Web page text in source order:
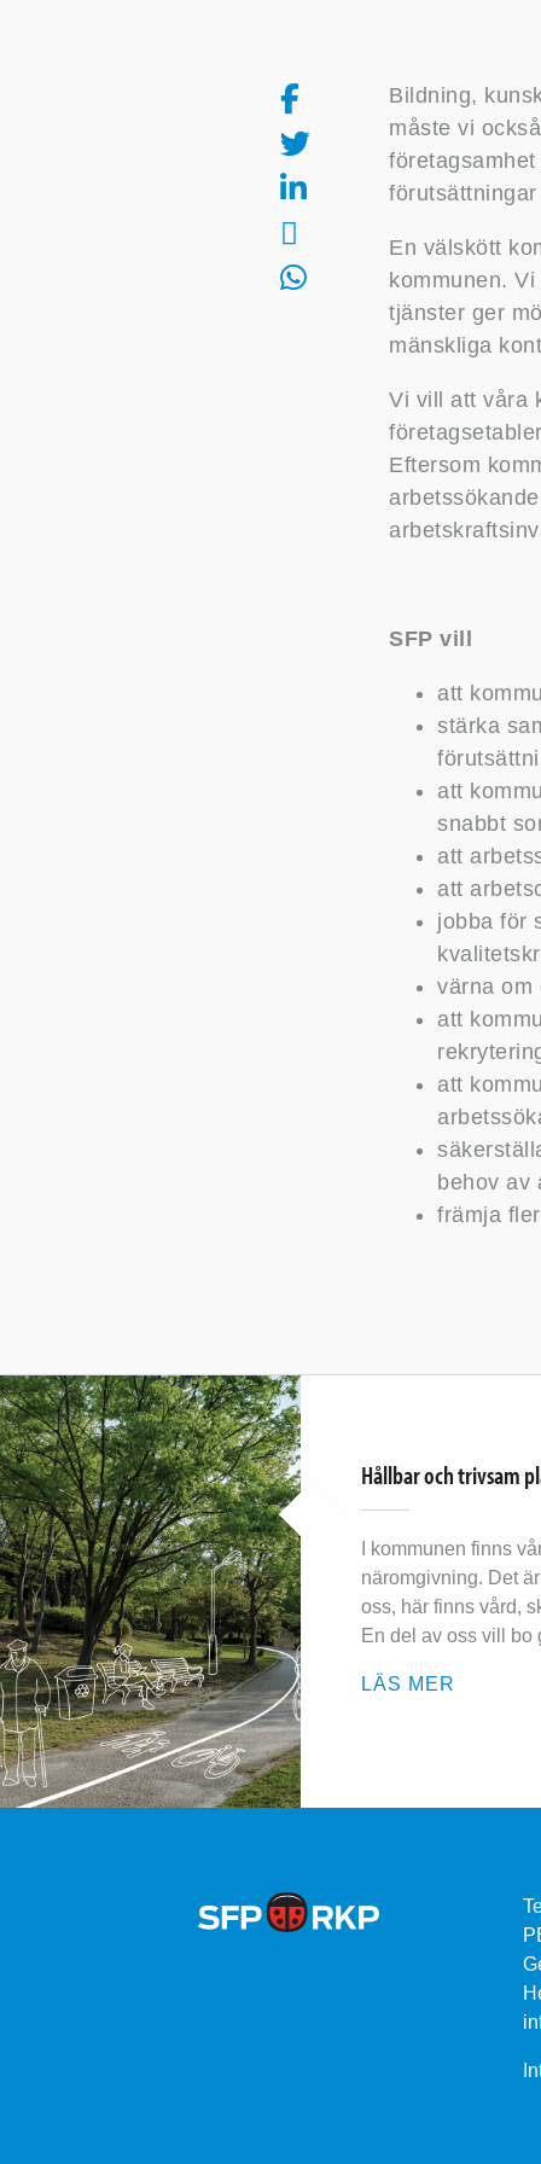
Bildning,
måste vi
En välskött
kommunen.
tjänster ger
mänskliga
Vi vill att våra
Eftersom
SFP vill
att
stärka
att
snabbt
att
att
jobba för
värna om
att
att
behov av
främja
Hållbar och trivsam
I kommunen finns
näromgivning. Det
oss, här finns vård,
En del av oss vill bo
LÄS MER